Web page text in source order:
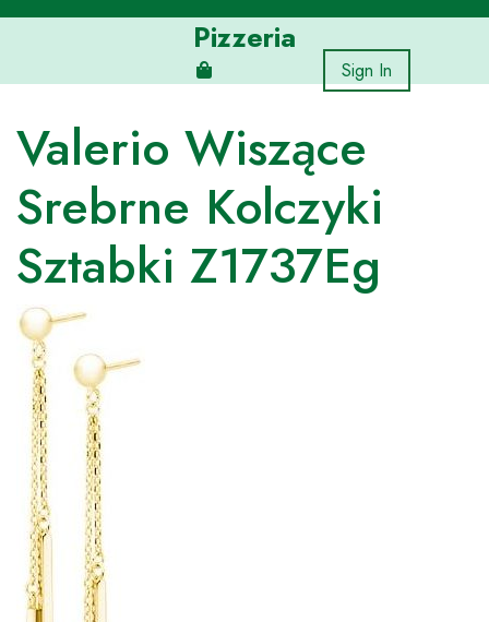
Skip
Pizzeria
Sign In
Valerio Wiszące
Srebrne Kolczyki
Sztabki Z1737Eg